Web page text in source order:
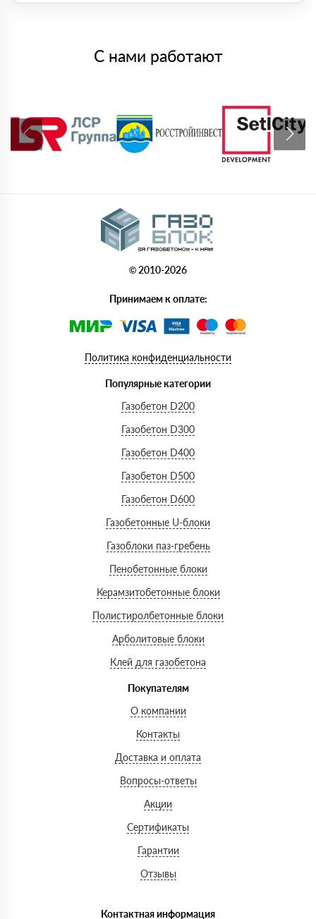
С нами работают
© 2010-2026
Принимаем к оплате:
Политика конфиденциальности
Популярные категории
Газобетон D200
Газобетон D300
Газобетон D400
Газобетон D500
Газобетон D600
Газобетонные U-блоки
Газоблоки паз-гребень
Пенобетонные блоки
Керамзитобетонные блоки
Полистиролбетонные блоки
Арболитовые блоки
Клей для газобетона
Покупателям
О компании
Контакты
Доставка и оплата
Вопросы-ответы
Акции
Сертификаты
Гарантии
Отзывы
Контактная информация